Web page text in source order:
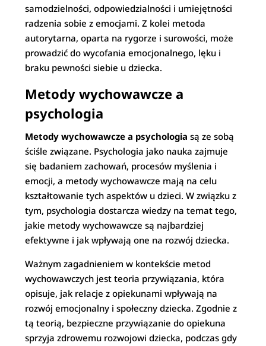
samodzielności, odpowiedzialności i umiejętności
radzenia sobie z emocjami. Z kolei metoda
autorytarna, oparta na rygorze i surowości, może
prowadzić do wycofania emocjonalnego, lęku i
braku pewności siebie u dziecka.
Metody wychowawcze a
psychologia
Metody wychowawcze a psychologia są ze sobą
ściśle związane. Psychologia jako nauka zajmuje
się badaniem zachowań, procesów myślenia i
emocji, a metody wychowawcze mają na celu
kształtowanie tych aspektów u dzieci. W związku z
tym, psychologia dostarcza wiedzy na temat tego,
jakie metody wychowawcze są najbardziej
efektywne i jak wpływają one na rozwój dziecka.
Ważnym zagadnieniem w kontekście metod
wychowawczych jest teoria przywiązania, która
opisuje, jak relacje z opiekunami wpływają na
rozwój emocjonalny i społeczny dziecka. Zgodnie z
tą teorią, bezpieczne przywiązanie do opiekuna
sprzyja zdrowemu rozwojowi dziecka, podczas gdy